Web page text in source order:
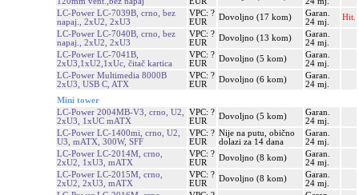
LC-Power LC-7039B, crno, bez
napaj., 2xU2, 2xU3
VPC: ?
EUR
Dovoljno (17 kom)
Garan.
24 mj.
Hit.
LC-Power LC-7040B, crno, bez
napaj., 2xU2, 2xU3
VPC: ?
EUR
Dovoljno (13 kom)
Garan.
24 mj.
LC-Power LC-7041B,
2xU3,1xU2,1xUc, čitač kartica
VPC: ?
EUR
Dovoljno (5 kom)
Garan.
24 mj.
LC-Power Multimedia 8000B
2xU3, USB C, ATX
VPC: ?
EUR
Dovoljno (6 kom)
Garan.
24 mj.
Mini tower
LC-Power 2004MB-V3, crno, U2,
2xU3, 1xUC mATX
VPC: ?
EUR
Dovoljno (5 kom)
Garan.
24 mj.
LC-Power LC-1400mi, crno, U2,
U3, mATX, 300W, SFF
VPC: ?
EUR
Nije na putu, obično
dolazi za 14 dana
Garan.
24 mj.
LC-Power LC-2014M, crno,
2xU2, 1xU3, mATX
VPC: ?
EUR
Dovoljno (8 kom)
Garan.
24 mj.
LC-Power LC-2015M, crno,
2xU2, 2xU3, mATX
VPC: ?
EUR
Dovoljno (8 kom)
Garan.
24 mj.